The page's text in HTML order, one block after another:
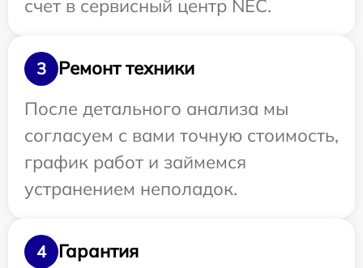
счет в сервисный центр NEC.
3
Ремонт техники
После детального анализа мы
согласуем с вами точную стоимость,
график работ и займемся
устранением неполадок.
4
Гарантия